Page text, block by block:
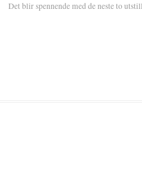
Det blir spennende med de neste to